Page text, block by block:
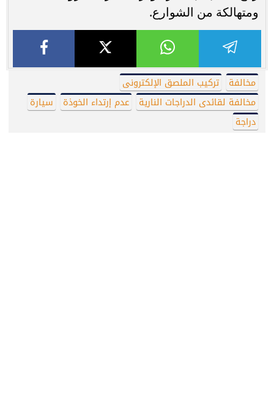
ومتهالكة من الشوارع.
مخالفة
تركيب الملصق الإلكترونى
مخالفة لقائدى الدراجات النارية
عدم إرتداء الخوذة
سيارة
دراجة